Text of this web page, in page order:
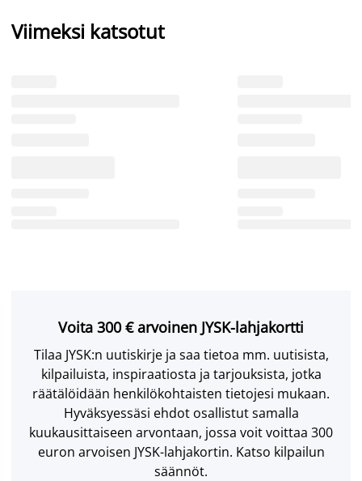
Viimeksi katsotut
Voita 300 € arvoinen JYSK-lahjakortti
Tilaa JYSK:n uutiskirje ja saa tietoa mm. uutisista,
kilpailuista, inspiraatiosta ja tarjouksista, jotka
räätälöidään henkilökohtaisten tietojesi mukaan.
Hyväksyessäsi ehdot osallistut samalla
kuukausittaiseen arvontaan, jossa voit voittaa 300
euron arvoisen JYSK-lahjakortin. Katso kilpailun
säännöt.